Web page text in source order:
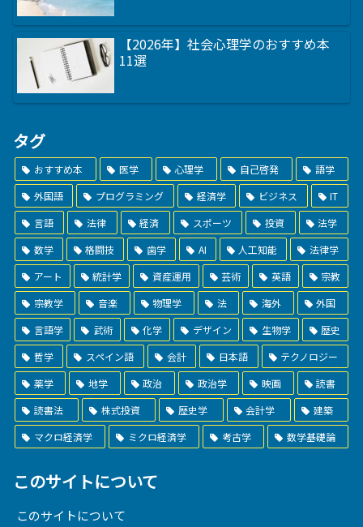
【2026年】社会心理学のおすすめ本
11選
タグ
おすすめ本 医学 心理学 自己啓発
語学
外国語
プログラミング 経済学 ビジネス
IT
言語
法律 経済 スポーツ 投資
法学
数学
格闘技 歯学 AI 人工知能
法律学
アート
統計学 資産運用 芸術 英語
宗教
宗教学
音楽 物理学 法 海外
外国
言語学
武術 化学 デザイン 生物学
歴史
哲学
スペイン語 会計 日本語
テクノロジー
薬学
地学 政治 政治学 映画
読書
読書法
株式投資 歴史学 会計学
建築
マクロ経済学
ミクロ経済学 考古学 数学基礎論
このサイトについて
このサイトについて